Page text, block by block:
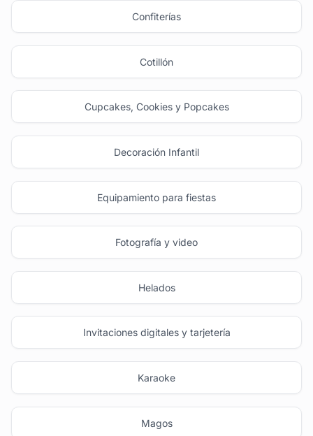
Confiterías
Cotillón
Cupcakes, Cookies y Popcakes
Decoración Infantil
Equipamiento para fiestas
Fotografía y video
Helados
Invitaciones digitales y tarjetería
Karaoke
Magos